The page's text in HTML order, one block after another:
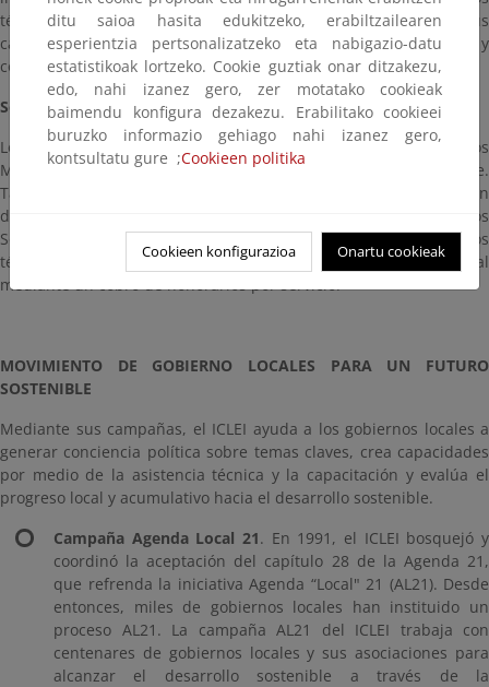
técnicos de los funcionarios del gobierno local relativa a sus
capacidades como personas encargadas de elaborar políticas y
como administradores para la sostenibilidad ambiental.
Servicios Técnicos y Consultoría
Los expertos del ICLEI entregan consejo estratégico a los
Miembros en el diseño de políticas de desarrollo sostenible.
También proporcionan ayuda técnica en el uso e implementación
de diversas estrategias de gestión ambiental. Desde 1996, los
Servicios de Energía del ICLEI han proporcionado servicios
técnicos de planificación de energía a la comunidad municipal
mediante un cobro de honorarios por servicio.
MOVIMIENTO DE GOBIERNO LOCALES PARA UN FUTURO
SOSTENIBLE
Mediante sus campañas, el ICLEI ayuda a los gobiernos locales a
generar conciencia política sobre temas claves, crea capacidades
por medio de la asistencia técnica y la capacitación y evalúa el
progreso local y acumulativo hacia el desarrollo sostenible.
Campaña Agenda Local 21. En 1991, el ICLEI bosquejó y
coordinó la aceptación del capítulo 28 de la Agenda 21,
que refrenda la iniciativa Agenda “Local" 21 (AL21). Desde
entonces, miles de gobiernos locales han instituido un
proceso AL21. La campaña AL21 del ICLEI trabaja con
centenares de gobiernos locales y sus asociaciones para
alcanzar el desarrollo sostenible a través de la
ditu saioa hasita edukitzeko, erabiltzailearen
esperientzia pertsonalizatzeko eta nabigazio-datu
estatistikoak lortzeko. Cookie guztiak onar ditzakezu,
edo, nahi izanez gero, zer motatako cookieak
baimendu konfigura dezakezu. Erabilitako cookieei
buruzko informazio gehiago nahi izanez gero,
kontsultatu gure ;Cookieen politika
Cookieen konfigurazioa Onartu cookieak